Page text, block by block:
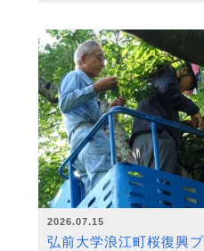
2026.07.15
弘前大学浪江町桜復興